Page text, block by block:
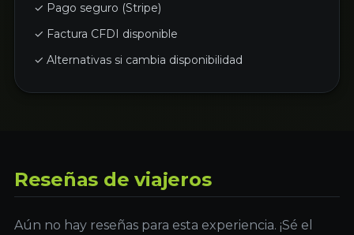
✓ Pago seguro (Stripe)
✓ Factura CFDI disponible
✓ Alternativas si cambia disponibilidad
Reseñas de viajeros
Aún no hay reseñas para esta experiencia. ¡Sé el